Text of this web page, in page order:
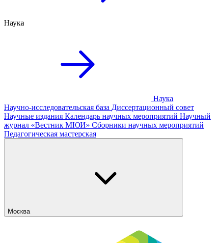
Наука
Наука
Научно-исследовательская база Диссертационный совет
Научные издания Календарь научных мероприятий Научный
журнал «Вестник МЮИ» Сборники научных мероприятий
Педагогическая мастерская
Москва